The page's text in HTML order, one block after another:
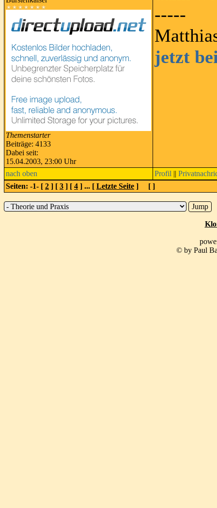
Themenstarter
Beiträge: 4133
Dabei seit:
15.04.2003, 23:00 Uhr
-----
jetzt
nach oben Profil ||
Seiten: -1- [ 2 ] [ 3 ] [ 4 ] ... [ Letzte Seite ] [ ]
© by Paul